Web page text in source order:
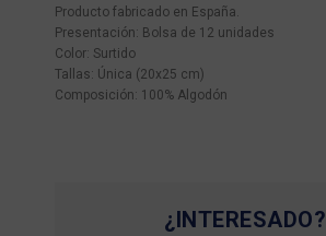
Producto fabricado en España.
Presentación: Bolsa de 12 unidades
Color: Surtido
Tallas: Única (20x25 cm)
Composición: 100% Algodón
¿INTERESADO?